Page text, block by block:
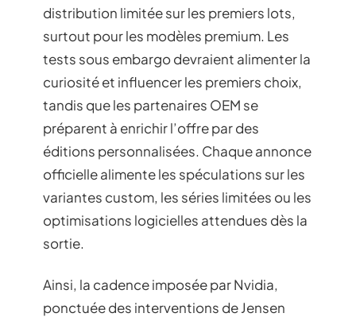
distribution limitée sur les premiers lots,
surtout pour les modèles premium. Les
tests sous embargo devraient alimenter la
curiosité et influencer les premiers choix,
tandis que les partenaires OEM se
préparent à enrichir l’offre par des
éditions personnalisées. Chaque annonce
officielle alimente les spéculations sur les
variantes custom, les séries limitées ou les
optimisations logicielles attendues dès la
sortie.
Ainsi, la cadence imposée par Nvidia,
ponctuée des interventions de Jensen